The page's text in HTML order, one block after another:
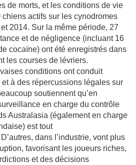
de morts, et les conditions de vie
actifs sur les cynodromes
2014. Sur la même période, 27
et de négligence (incluant 16
cocaïne) ont été enregistrés dans
les courses de lévriers.
conditions ont conduit
à des répercussions légales sur
soutiennent qu’en
en charge du contrôle
Australasia (également en charge
est tout
dans l’industrie, vont plus
favorisant les joueurs riches,
et des décisions